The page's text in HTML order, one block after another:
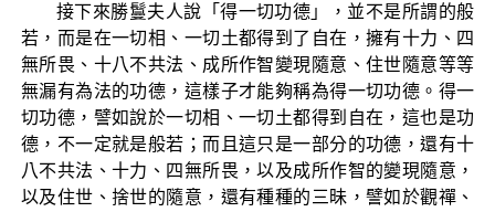
接下來勝鬘夫人說「得一切功德」，並不是所謂的般
若，而是在一切相、一切土都得到了自在，擁有十力、四
無所畏、十八不共法、成所作智變現隨意、住世隨意等等
無漏有為法的功德，這樣子才能夠稱為得一切功德。得一
切功德，譬如說於一切相、一切土都得到自在，這也是功
德，不一定就是般若；而且這只是一部分的功德，還有十
八不共法、十力、四無所畏，以及成所作智的變現隨意，
以及住世、捨世的隨意，還有種種的三昧，譬如於觀禪、